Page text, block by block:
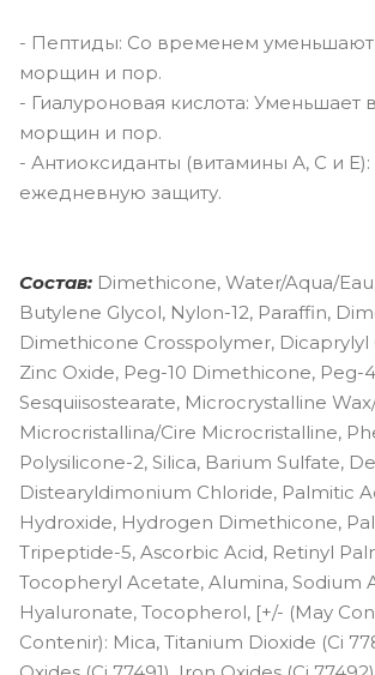
- Пептиды: Со временем
морщин и пор.
- Гиалуроновая кислота: Уменьшает
морщин и пор.
- Антиоксиданты (витамины А, С и
ежедневную защиту.
Состав: Dimethicone, Water/Aqua/
Butylene Glycol, Nylon-12, Paraffin,
Dimethicone Crosspolymer, Dicaprylyl
Zinc Oxide, Peg-10 Dimethicone, Peg-
Sesquiisostearate, Microcrystalline
Microcristallina/Cire Microcristalline,
Polysilicone-2, Silica, Barium Sulfate,
Distearyldimonium Chloride, Palmitic
Hydroxide, Hydrogen Dimethicone,
Tripeptide-5, Ascorbic Acid, Retinyl
Tocopheryl Acetate, Alumina, Sodium
Hyaluronate, Tocopherol, [+/- (May
Contenir): Mica, Titanium Dioxide (Ci